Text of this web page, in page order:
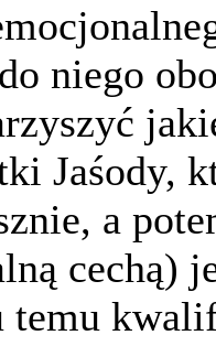
niego
Jaśody,
a
cechą)
temu